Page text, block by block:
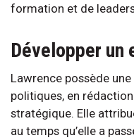
formation et de
Développer
Lawrence possède
politiques, en
stratégique. Elle
au temps qu’elle a